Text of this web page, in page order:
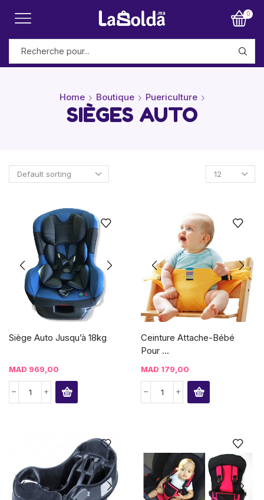
0
Home Boutique Puericulture
SIÈGES AUTO
Siège Auto Jusqu’à 18kg
MAD 969,00
Ceinture Attache-Bébé
Pour ...
MAD 179,00